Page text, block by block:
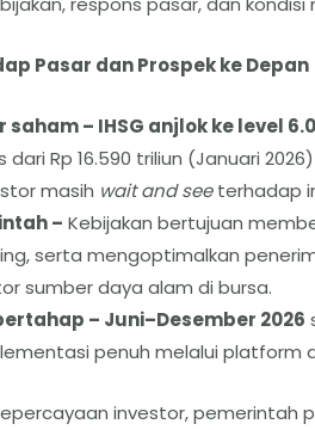
Pasar dan Prospek ke Depan
saham – IHSG anjlok ke level
Rp 16.590 triliun (Januari
masih wait and seeterhadap
– Kebijakan bertujuan
serta mengoptimalkan
sumber daya alam di bursa.
– Juni–Desember 2026
penuh melalui platform
investor, pemerintah